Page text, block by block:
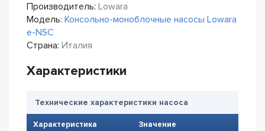
Производитель: Lowara
Модель: Консольно-моноблочные насосы Lowara
e-NSC
Страна: Италия
Характеристики
Технические характеристики насоса
Характеристика Значение